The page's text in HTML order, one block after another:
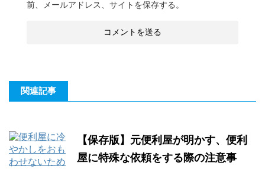
前、メールアドレス、サイトを保存する。
関連記事
【保存版】元便利屋が明かす、便利
屋に特殊な依頼をする際の注意事